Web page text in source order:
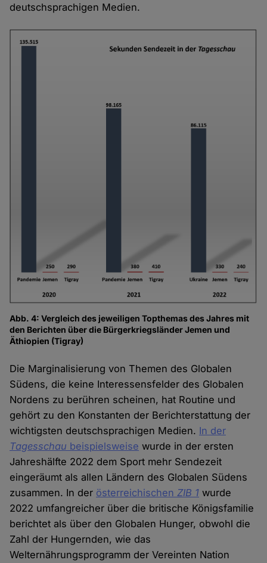
deutschsprachigen Medien.
Abb. 4: Vergleich des jeweiligen Topthemas des Jahres mit
den Berichten über die Bürgerkriegsländer Jemen und
Äthiopien (Tigray)
Die Marginalisierung von Themen des Globalen
Südens, die keine Interessensfelder des Globalen
Nordens zu berühren scheinen, hat Routine und
gehört zu den Konstanten der Berichterstattung der
wichtigsten deutschsprachigen Medien. In der
Tagesschau beispielsweise wurde in der ersten
Jahreshälfte 2022 dem Sport mehr Sendezeit
eingeräumt als allen Ländern des Globalen Südens
zusammen. In der österreichischenZIB 1 wurde
2022 umfangreicher über die britische Königsfamilie
berichtet als über den Globalen Hunger, obwohl die
Zahl der Hungernden, wie das
Welternährungsprogramm der Vereinten Nation